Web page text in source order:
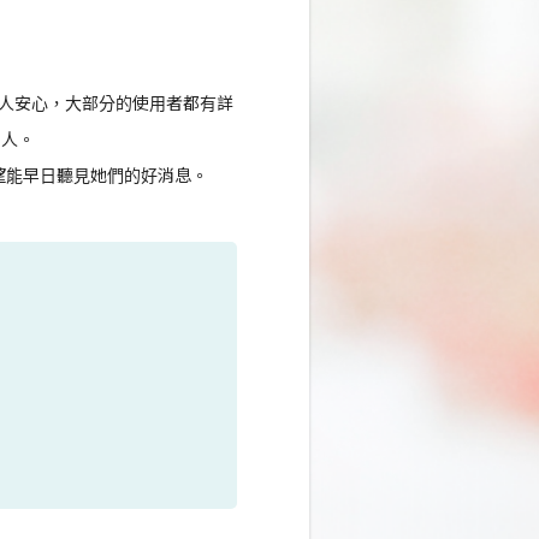
安心，大部分的使用者都有詳
。
早日聽見她們的好消息。